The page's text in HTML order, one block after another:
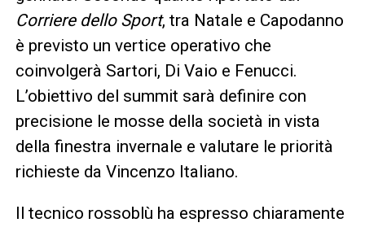
Corriere dello Sport, tra Natale e Capodanno
è previsto un vertice operativo che
coinvolgerà Sartori, Di Vaio e Fenucci.
L’obiettivo del summit sarà definire con
precisione le mosse della società in vista
della finestra invernale e valutare le priorità
richieste da Vincenzo Italiano.
Il tecnico rossoblù ha espresso chiaramente